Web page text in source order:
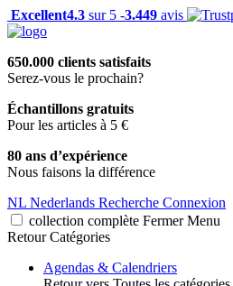
Excellent4.3 sur 5 -3.449 avis
650.000 clients satisfaits
Serez-vous le prochain?
Échantillons gratuits
Pour les articles à 5 €
80 ans d’expérience
Nous faisons la différence
NL Nederlands Recherche Connexion
collection complète Fermer Menu
Retour Catégories
Agendas & Calendriers